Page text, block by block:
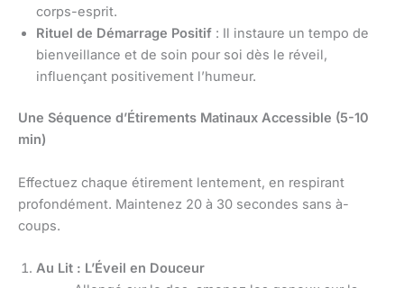
corps-esprit.
Rituel de Démarrage Positif : Il instaure un tempo de
bienveillance et de soin pour soi dès le réveil,
influençant positivement l’humeur.
Une Séquence d’Étirements Matinaux Accessible (5-10
min)
Effectuez chaque étirement lentement, en respirant
profondément. Maintenez 20 à 30 secondes sans à-
coups.
Au Lit : L’Éveil en Douceur